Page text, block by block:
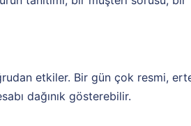
etkiler. Bir gün çok resmi,
dağınık gösterebilir.